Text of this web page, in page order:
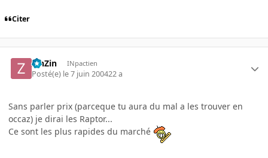
Citer
ZinZin INpactien
Posté(e) le 7 juin 200422 a
Sans parler prix (parceque tu aura du mal a les trouver en
occaz) je dirai les Raptor...
Ce sont les plus rapides du marché